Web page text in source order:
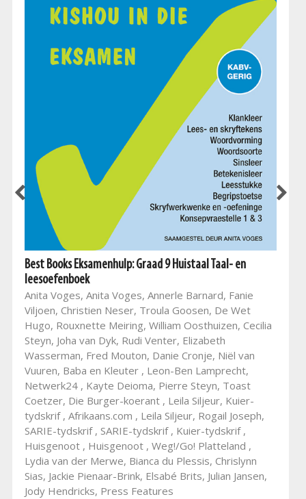
Best Books Eksamenhulp: Graad 9 Huistaal Taal- en
leesoefenboek
Anita Voges, Anita Voges, Annerle Barnard, Fanie
Viljoen, Christien Neser, Troula Goosen, De Wet
Hugo, Rouxnette Meiring, William Oosthuizen, Cecilia
Steyn, Joha van Dyk, Rudi Venter, Elizabeth
Wasserman, Fred Mouton, Danie Cronje, Niël van
Vuuren, Baba en Kleuter , Leon-Ben Lamprecht,
Netwerk24 , Kayte Deioma, Pierre Steyn, Toast
Coetzer, Die Burger-koerant , Leila Siljeur, Kuier-
tydskrif , Afrikaans.com , Leila Siljeur, Rogail Joseph,
SARIE-tydskrif , SARIE-tydskrif , Kuier-tydskrif ,
Huisgenoot , Huisgenoot , Weg!/Go! Platteland ,
Lydia van der Merwe, Bianca du Plessis, Chrislynn
Sias, Jackie Pienaar-Brink, Elsabé Brits, Julian Jansen,
Jody Hendricks, Press Features